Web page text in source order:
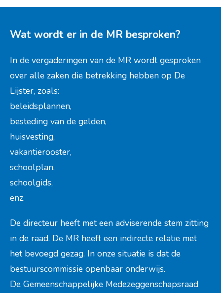
Wat wordt er in de MR besproken?
In de vergaderingen van de MR wordt gesproken
over alle zaken die betrekking hebben op De
Lijster, zoals:
beleidsplannen,
besteding van de gelden,
huisvesting,
vakantierooster,
schoolplan,
schoolgids,
enz.
De directeur heeft met een adviserende stem zitting
in de raad. De MR heeft een indirecte relatie met
het bevoegd gezag. In onze situatie is dat de
bestuurscommissie openbaar onderwijs.
De Gemeenschappelijke Medezeggenschapsraad